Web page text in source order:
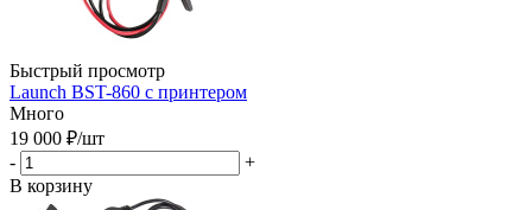
Быстрый просмотр
Launch BST-860 с принтером
Много
19 000 ₽/шт
-
+
В корзину